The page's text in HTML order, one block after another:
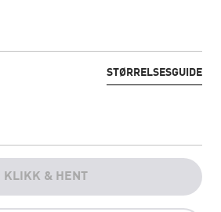
STØRRELSESGUIDE
KLIKK & HENT